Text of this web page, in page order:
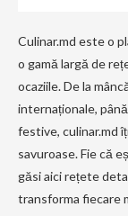
Culinar.md este o
o gamă largă de
ocaziile. De la
internaționale,
festive, culinar.md
savuroase. Fie că
găsi aici rețete
transforma fiecare